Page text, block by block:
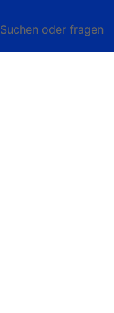
Suchen oder fragen